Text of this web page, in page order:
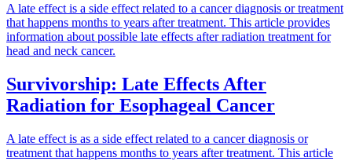
A late effect is a side effect related to a cancer diagnosis or treatment
that happens months to years after treatment. This article provides
information about possible late effects after radiation treatment for
head and neck cancer.
Survivorship: Late Effects After
Radiation for Esophageal Cancer
A late effect is as a side effect related to a cancer diagnosis or
treatment that happens months to years after treatment. This article